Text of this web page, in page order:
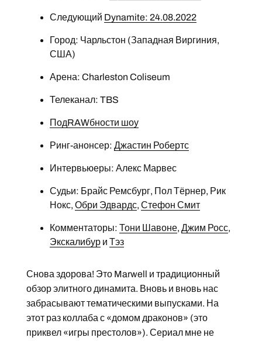
Следующий Dynamite: 24.08.2022
Город: Чарльстон (Западная Виргиния,
США)
Арена: Charleston Coliseum
Телеканал: TBS
ПодRAWбности шоу
Ринг-анонсер: Джастин Робертс
Интервьюеры: Алекс Марвес
Судьи: Брайс Ремсбург, Пол Тёрнер, Рик
Нокс, Обри Эдвардс, Стефон Смит
Комментаторы: Тони Шавоне, Джим Росс,
Экскалибури Тэз
Снова здорова! Это Marwell и традиционный
обзор элитного динамита. Вновь и вновь нас
забрасывают тематическими выпусками. На
этот раз коллаба с «домом драконов» (это
приквел «игры престолов»). Сериал мне не